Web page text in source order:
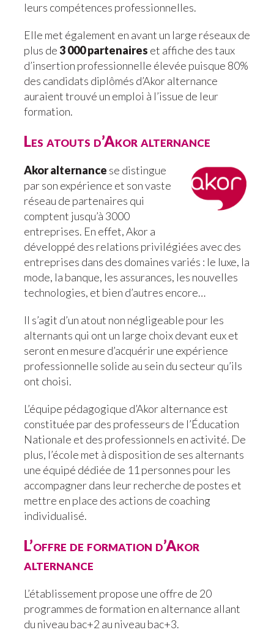
leurs compétences professionnelles.
Elle met également en avant un large réseaux de
plus de3 000 partenaires et affiche des taux
d’insertion professionnelle élevée puisque 80%
des candidats diplômés d’Akor alternance
auraient trouvé un emploi à l’issue de leur
formation.
Les atouts d’Akor alternance
Akor alternance se distingue
par son expérience et son vaste
réseau de partenaires qui
comptent jusqu’à 3000
entreprises. En effet, Akor a
développé des relations privilégiées avec des
entreprises dans des domaines variés : le luxe, la
mode, la banque, les assurances, les nouvelles
technologies, et bien d’autres encore…
Il s’agit d’un atout non négligeable pour les
alternants qui ont un large choix devant eux et
seront en mesure d’acquérir une expérience
professionnelle solide au sein du secteur qu’ils
ont choisi.
L’équipe pédagogique d’Akor alternance est
constituée par des professeurs de l’Éducation
Nationale et des professionnels en activité. De
plus, l’école met à disposition de ses alternants
une équipé dédiée de 11 personnes pour les
accompagner dans leur recherche de postes et
mettre en place des actions de coaching
individualisé.
L’offre de formation d’Akor
alternance
L’établissement propose une offre de 20
programmes de formation en alternance allant
du niveau bac+2 au niveau bac+3.